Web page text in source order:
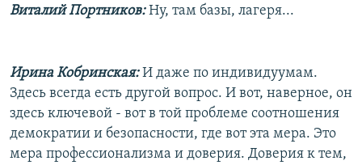
Виталий Портников:Ну, там базы, лагеря...
Ирина Кобринская:И даже по индивидуумам.
Здесь всегда есть другой вопрос. И вот, наверное, он
здесь ключевой - вот в той проблеме соотношения
демократии и безопасности, где вот эта мера. Это
мера профессионализма и доверия. Доверия к тем,